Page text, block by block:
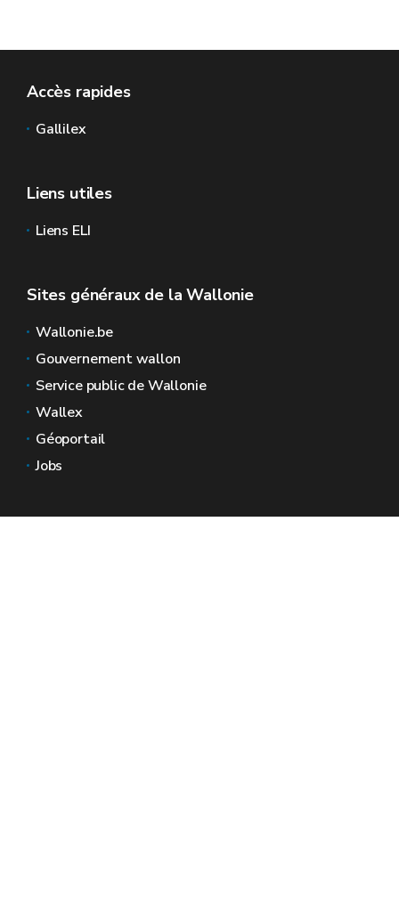
Accès rapides
Gallilex
Liens utiles
Liens ELI
Sites généraux de la Wallonie
Wallonie.be
Gouvernement wallon
Service public de Wallonie
Wallex
Géoportail
Jobs